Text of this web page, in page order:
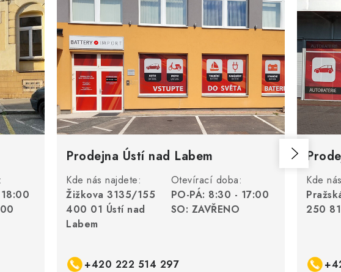
Prodejna Ústí nad Labem
Kde nás najdete:
Žižkova 3135/155
400 01 Ústí nad
Labem
Otevírací doba:
PO-PÁ: 8:30 - 17:00
SO: ZAVŘENO
+420 222 514 297
Kde
250